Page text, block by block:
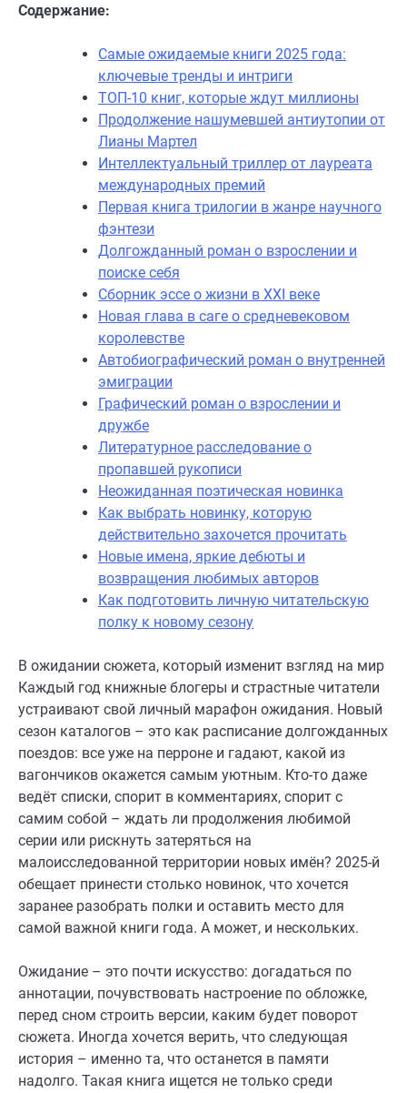
Содержание:
Самые ожидаемые книги 2025 года:
ключевые тренды и интриги
ТОП-10 книг, которые ждут миллионы
Продолжение нашумевшей антиутопии от
Лианы Мартел
Интеллектуальный триллер от лауреата
международных премий
Первая книга трилогии в жанре научного
фэнтези
Долгожданный роман о взрослении и
поиске себя
Сборник эссе о жизни в XXI веке
Новая глава в саге о средневековом
королевстве
Автобиографический роман о внутренней
эмиграции
Графический роман о взрослении и
дружбе
Литературное расследование о
пропавшей рукописи
Неожиданная поэтическая новинка
Как выбрать новинку, которую
действительно захочется прочитать
Новые имена, яркие дебюты и
возвращения любимых авторов
Как подготовить личную читательскую
полку к новому сезону
В ожидании сюжета, который изменит взгляд на мир
Каждый год книжные блогеры и страстные читатели
устраивают свой личный марафон ожидания. Новый
сезон каталогов – это как расписание долгожданных
поездов: все уже на перроне и гадают, какой из
вагончиков окажется самым уютным. Кто-то даже
ведёт списки, спорит в комментариях, спорит с
самим собой – ждать ли продолжения любимой
серии или рискнуть затеряться на
малоисследованной территории новых имён? 2025-й
обещает принести столько новинок, что хочется
заранее разобрать полки и оставить место для
самой важной книги года. А может, и нескольких.
Ожидание – это почти искусство: догадаться по
аннотации, почувствовать настроение по обложке,
перед сном строить версии, каким будет поворот
сюжета. Иногда хочется верить, что следующая
история – именно та, что останется в памяти
надолго. Такая книга ищется не только среди